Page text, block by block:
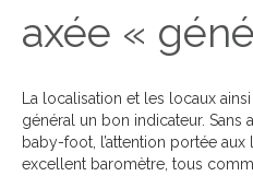
axée «
La localisation et les locaux
général un bon indicateur. Sans
baby-foot, l’attention portée
excellent baromètre, tous